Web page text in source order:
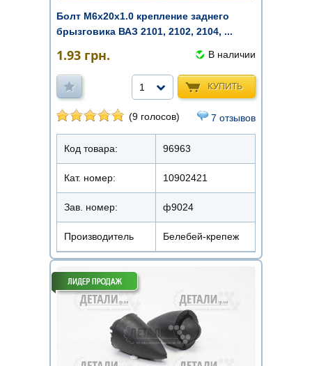
Болт М6х20х1.0 крепление заднего
брызговика ВАЗ 2101, 2102, 2104, ...
1.93 грн. В наличии
КУПИТЬ
1
(9 голосов) 7 отзывов
Код товара: 96963
Кат. номер: 10902421
Зав. номер: ф9024
Производитель Белебей-крепеж